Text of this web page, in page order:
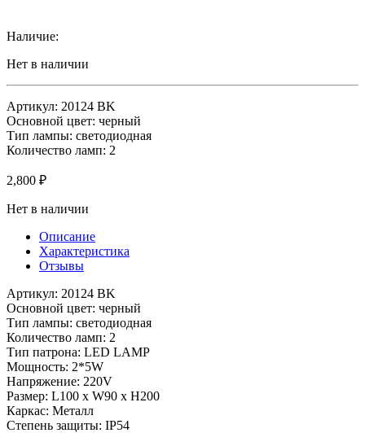
Наличие:
Нет в наличии
Артикул: 20124 BK
Основной цвет: черный
Тип лампы: светодиодная
Количество ламп: 2
2,800 ₽
Нет в наличии
Описание
Характеристика
Отзывы
Артикул: 20124 BK
Основной цвет: черный
Тип лампы: светодиодная
Количество ламп: 2
Тип патрона: LED LAMP
Мощность: 2*5W
Напряжение: 220V
Размер: L100 x W90 x H200
Каркас: Металл
Степень защиты: IP54